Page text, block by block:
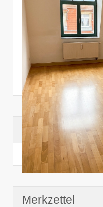
Suchhistorie
noch nichts angesehen
Merkzettel